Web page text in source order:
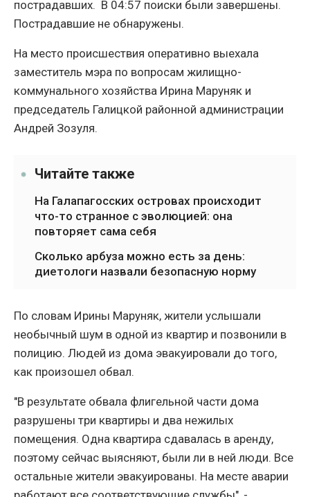
пострадавших. В 04:57 поиски были завершены.
Пострадавшие не обнаружены.
На место происшествия оперативно выехала
заместитель мэра по вопросам жилищно-
коммунального хозяйства Ирина Маруняк и
председатель Галицкой районной администрации
Андрей Зозуля.
Читайте также
На Галапагосских островах происходит
что-то странное с эволюцией: она
повторяет сама себя
Сколько арбуза можно есть за день:
диетологи назвали безопасную норму
По словам Ирины Маруняк, жители услышали
необычный шум в одной из квартир и позвонили в
полицию. Людей из дома эвакуировали до того,
как произошел обвал.
"В результате обвала флигельной части дома
разрушены три квартиры и два нежилых
помещения. Одна квартира сдавалась в аренду,
поэтому сейчас выясняют, были ли в ней люди. Все
остальные жители эвакуированы. На месте аварии